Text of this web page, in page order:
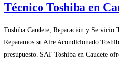
Técnico Toshiba en
Toshiba Caudete, Reparación y Servicio
Reparamos su Aire Acondicionado
presupuesto. SAT Toshiba en Caudete